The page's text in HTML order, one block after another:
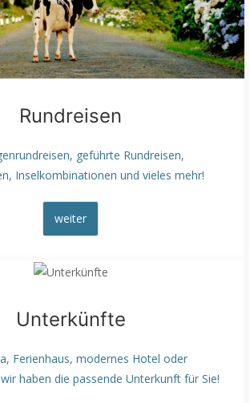
Rundreisen
geführte Rundreisen,
Inselkombinationen und vieles mehr!
weiter
Unterkünfte
Ferienhaus, modernes Hotel oder
haben die passende Unterkunft für Sie!